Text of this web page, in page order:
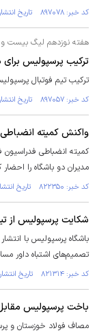
کد خبر: ۸۹۷۰۷۸ تاریخ انتشار : ۱۴۰۲/۱۲/۱۸
هفته نوزدهم لیگ بیست
ترکیب پرسپولیس
ترکیب تیم فوتبال
کد خبر: ۸۹۷۰۵۷ تاریخ انتشار : ۱۴۰۲/۱۲/۱۸
واکنش کمیته انضباطی
کمیته انضباطی فدراسیون
مدیران دو باشگاه را احضار
کد خبر: ۸۲۲۳۵۰ تاریخ انتشار : ۱۴۰۱/۱۱/۱۳
شکایت پرسپولیس از
باشگاه پرسپولیس با
تصمیم‌های اشتباه داور
کد خبر: ۸۲۱۳۱۴ تاریخ انتشار : ۱۴۰۱/۱۱/۰۷
باخت پرسپولیس
مصاف فولاد خوزستان و